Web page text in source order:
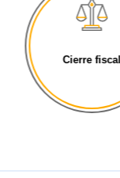
Cierre fiscal